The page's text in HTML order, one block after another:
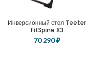
Инверсионный стол Teeter
FitSpine X3
70 290₽